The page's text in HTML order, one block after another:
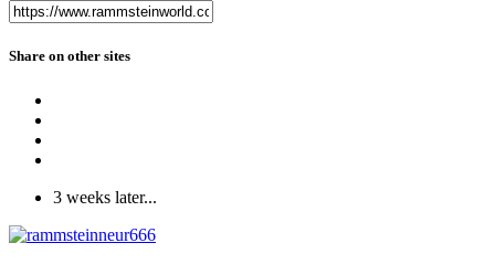
Share on other sites
3 weeks later...